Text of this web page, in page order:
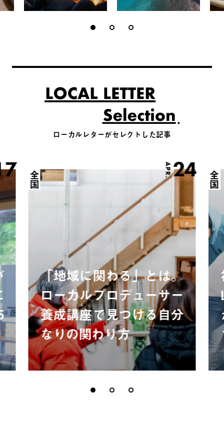
ローカルレターがセレクトした記事
APR.24
全国
「地域に関わる」とは。
ローカルプロデューサー
養成講座で見つける自分
なりの関わり方
全国